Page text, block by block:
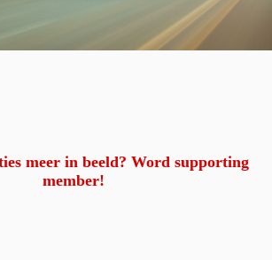
meer in beeld? Word supporting
member!